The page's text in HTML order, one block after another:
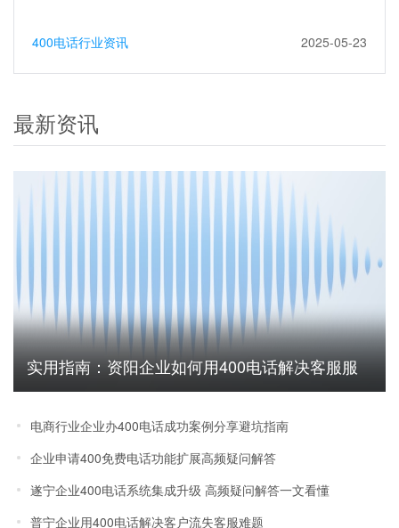
400电话行业资讯 2025-05-23
最新资讯
实用指南：资阳企业如何用400电话解决客服服
务无法追踪难题
电商行业企业办400电话成功案例分享避坑指南
企业申请400免费电话功能扩展高频疑问解答
遂宁企业400电话系统集成升级 高频疑问解答一文看懂
普宁企业用400电话解决客户流失客服难题